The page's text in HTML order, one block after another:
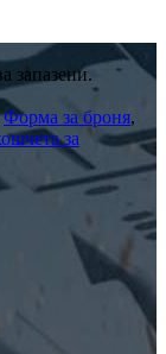
запазени.
Форма за броня,
за